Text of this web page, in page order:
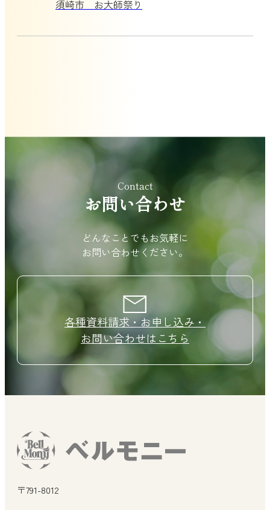
須崎市 お大師祭り
Contact
お問い合わせ
どんなことでもお気軽に
お問い合わせください。
各種資料請求・お申し込み・
お問い合わせはこちら
〒791-8012